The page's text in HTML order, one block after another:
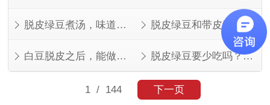
脱皮绿豆煮汤，味道其实不一样 脱皮绿豆和带皮绿豆，功效差在哪？
白豆脱皮之后，能做的菜比想象中多 脱皮绿豆要少吃吗？看人看量
1/ 144 下一页